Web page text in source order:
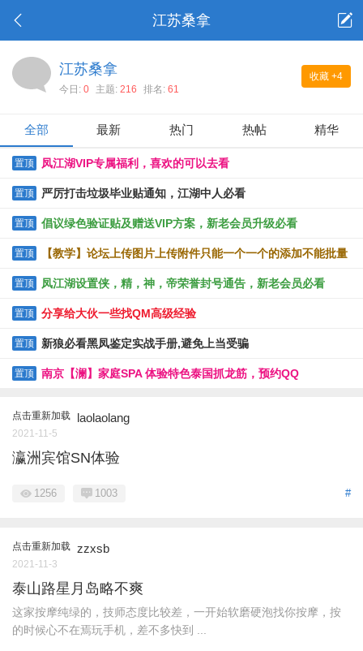
江苏桑拿
收藏 +4
江苏桑拿
今日: 0 主题: 216 排名: 61
全部 最新 热门 热帖 精华
置顶 凤江湖VIP专属福利，喜欢的可以去看
置顶 严厉打击垃圾毕业贴通知，江湖中人必看
置顶 倡议绿色验证贴及赠送VIP方案，新老会员升级必看
置顶 【教学】论坛上传图片上传附件只能一个一个的添加不能批量
上传的解决办法
置顶 凤江湖设置侠，精，神，帝荣誉封号通告，新老会员必看
置顶 分享给大伙一些找QM高级经验
置顶 新狼必看黑凤鉴定实战手册,避免上当受骗
置顶 南京【澜】家庭SPA 体验特色泰国抓龙筋，预约QQ
点击重新加载 laolaolang
2021-11-5
瀛洲宾馆SN体验
#
1256 1003
点击重新加载 zzxsb
2021-11-3
泰山路星月岛略不爽
这家按摩纯绿的，技师态度比较差，一开始软磨硬泡找你按摩，按
的时候心不在焉玩手机，差不多快到 ...